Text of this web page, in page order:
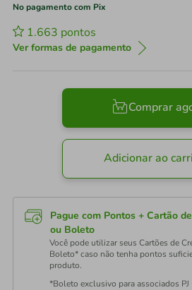
No pagamento com Pix
1.663 pontos
Ver formas de pagamento
Comprar
Adicionar ao
Pague com Pontos + Cartão
ou Boleto
Você pode utilizar seus Cartões de
Boleto* caso não tenha pontos
produto.
*Boleto exclusivo para associados PJ